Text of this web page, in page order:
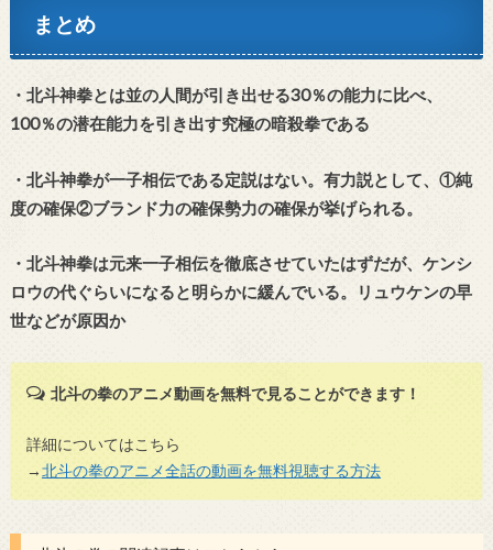
まとめ
・北斗神拳とは並の人間が引き出せる30％の能力に比べ、
100％の潜在能力を引き出す究極の暗殺拳である
・北斗神拳が一子相伝である定説はない。有力説として、①純
度の確保②ブランド力の確保勢力の確保が挙げられる。
・北斗神拳は元来一子相伝を徹底させていたはずだが、ケンシ
ロウの代ぐらいになると明らかに緩んでいる。リュウケンの早
世などが原因か
北斗の拳のアニメ動画を無料で見ることができます！
詳細についてはこちら
→北斗の拳のアニメ全話の動画を無料視聴する方法